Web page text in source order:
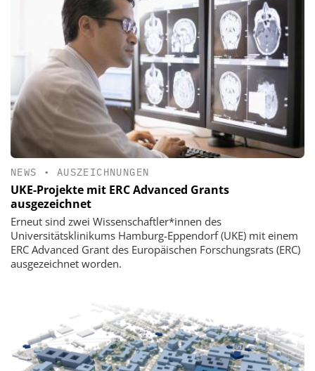
NEWS • AUSZEICHNUNGEN
UKE-Projekte mit ERC Advanced Grants
ausgezeichnet
Erneut sind zwei Wissenschaftler*innen des
Universitätsklinikums Hamburg-Eppendorf (UKE) mit einem
ERC Advanced Grant des Europäischen Forschungsrats (ERC)
ausgezeichnet worden.